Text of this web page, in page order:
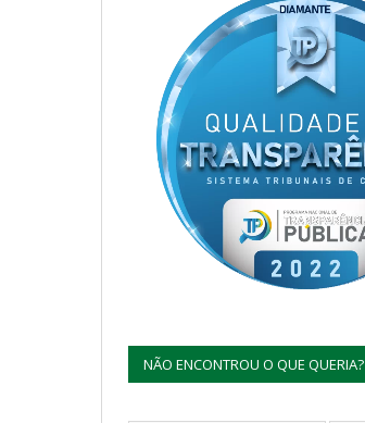
NÃO ENCONTROU O QUE QUERIA?